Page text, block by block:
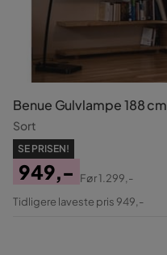
Benue Gulvlampe 188 cm
Sort
SE PRISEN!
Pris
949,-
Original
Før1.299,-
Tidligere laveste pris 949,-